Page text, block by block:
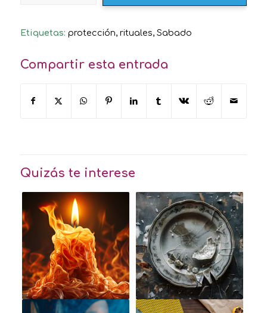
Etiquetas: protección, rituales, Sabado
Compartir esta entrada
Quizás te interese